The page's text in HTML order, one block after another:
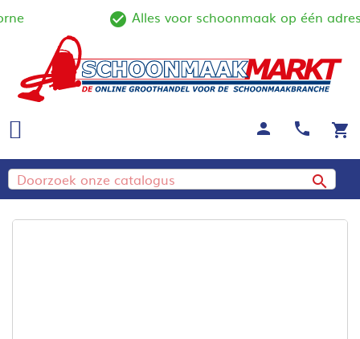
check_circle_outline
Alles voor schoonmaak op één adres
shopping_cart
call
person
